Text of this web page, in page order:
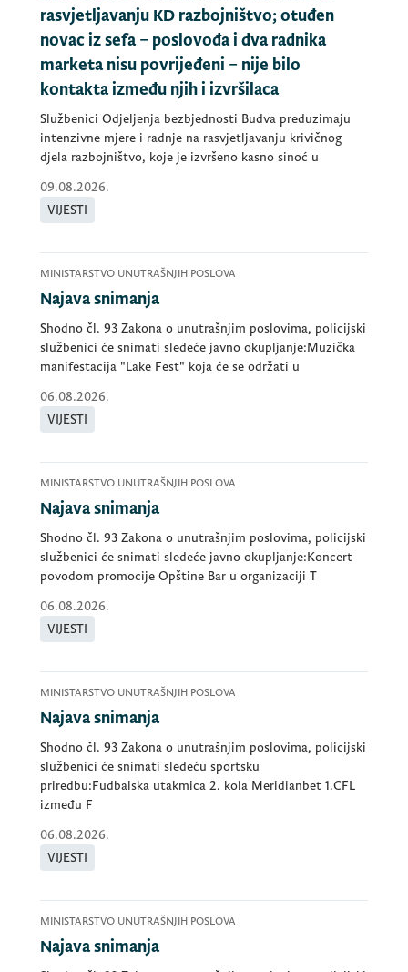
rasvjetljavanju KD razbojništvo; otuđen
novac iz sefa – poslovođa i dva radnika
marketa nisu povrijeđeni – nije bilo
kontakta između njih i izvršilaca
Službenici Odjeljenja bezbjednosti Budva preduzimaju
intenzivne mjere i radnje na rasvjetljavanju krivičnog
djela razbojništvo, koje je izvršeno kasno sinoć u
09.08.2026.
VIJESTI
MINISTARSTVO UNUTRAŠNJIH POSLOVA
Najava snimanja
Shodno čl. 93 Zakona o unutrašnjim poslovima, policijski
službenici će snimati sledeće javno okupljanje:Muzička
manifestacija "Lake Fest" koja će se održati u
06.08.2026.
VIJESTI
MINISTARSTVO UNUTRAŠNJIH POSLOVA
Najava snimanja
Shodno čl. 93 Zakona o unutrašnjim poslovima, policijski
službenici će snimati sledeće javno okupljanje:Koncert
povodom promocije Opštine Bar u organizaciji T
06.08.2026.
VIJESTI
MINISTARSTVO UNUTRAŠNJIH POSLOVA
Najava snimanja
Shodno čl. 93 Zakona o unutrašnjim poslovima, policijski
službenici će snimati sledeću sportsku
priredbu:Fudbalska utakmica 2. kola Meridianbet 1.CFL
između F
06.08.2026.
VIJESTI
MINISTARSTVO UNUTRAŠNJIH POSLOVA
Najava snimanja